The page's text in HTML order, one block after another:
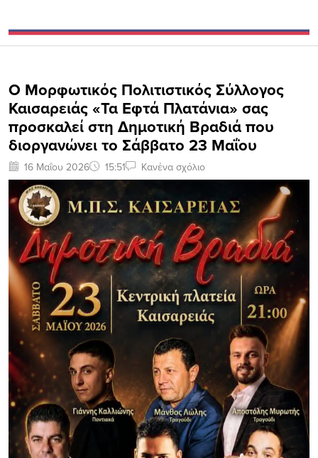
Ο Μορφωτικός Πολιτιστικός Σύλλογος
Καισαρειάς «Τα Εφτά Πλατάνια» σας
προσκαλεί στη Δημοτική Βραδιά που
διοργανώνει το Σάββατο 23 Μαΐου
16 Μαΐου 2026 15:51 Κανένα σχόλιο